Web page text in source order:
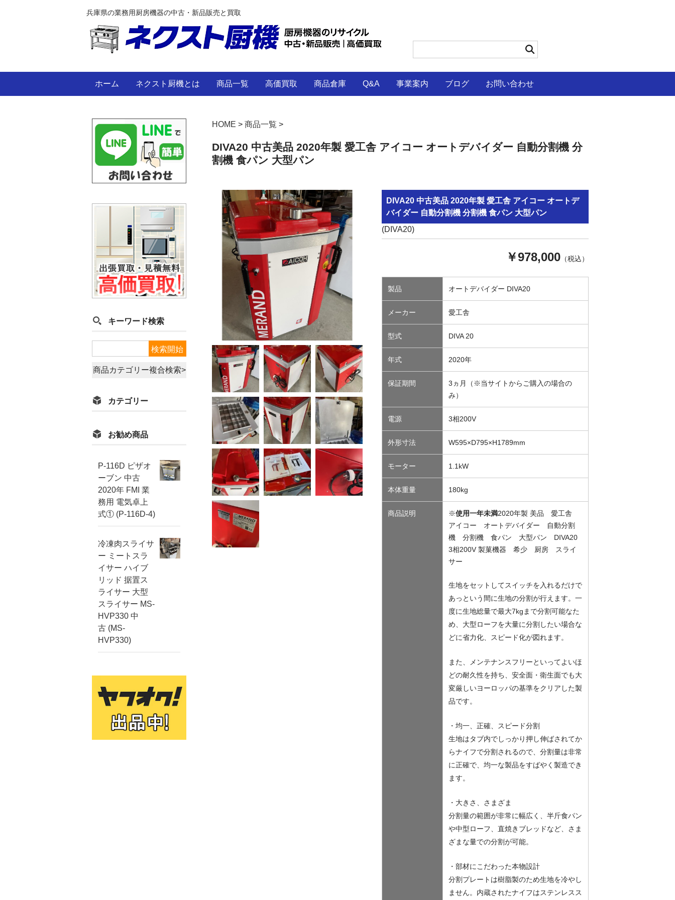
兵庫県の業務用厨房機器の中古・新品販売と買取
ホーム ネクスト厨機とは 商品一覧 高価買取 商品倉庫 Q&A 事業案内 ブログ お問い合わせ
HOME > 商品一覧 >
DIVA20 中古美品 2020年製 愛工舎 アイコー オートデバイダー 自動分割機 分
割機 食パン 大型パン
DIVA20 中古美品 2020年製 愛工舎 アイコー オートデ
バイダー 自動分割機 分割機 食パン 大型パン
(DIVA20)
￥978,000 （税込）
製品 オートデバイダー DIVA20
メーカー 愛工舎
型式 DIVA 20
年式 2020年
保証期間
3ヵ月（※当サイトからご購入の場合の
み）
電源 3相200V
外形寸法 W595×D795×H1789mm
モーター 1.1kW
本体重量 180kg
商品説明 ※使用一年未満2020年製 美品 愛工舎
アイコー オートデバイダー 自動分割
機 分割機 食パン 大型パン DIVA20
3相200V 製菓機器 希少 厨房 スライ
サー
生地をセットしてスイッチを入れるだけで
あっという間に生地の分割が行えます。一
度に生地総量で最大7kgまで分割可能なた
め、大型ローフを大量に分割したい場合な
どに省力化、スピード化が図れます。
また、メンテナンスフリーといってよいほ
どの耐久性を持ち、安全面・衛生面でも大
変厳しいヨーロッパの基準をクリアした製
品です。
・均一、正確、スピード分割
生地はタブ内でしっかり押し伸ばされてか
らナイフで分割されるので、分割量は非常
に正確で、均一な製品をすばやく製造でき
ます。
・大きさ、さまざま
分割量の範囲が非常に幅広く、半斤食パン
や中型ローフ、直焼きブレッドなど、さま
ざまな量での分割が可能。
・部材にこだわった本物設計
分割プレートは樹脂製のため生地を冷やし
ません。内蔵されたナイフはステンレスス
キーワード検索
商品カテゴリー複合検索>
カテゴリー
お勧め商品
P-116D ピザオ
ーブン 中古
2020年 FMI 業
務用 電気卓上
式① (P-116D-4)
冷凍肉スライサ
ー ミートスラ
イサー ハイブ
リッド 据置ス
ライサー 大型
スライサー MS-
HVP330 中
古 (MS-
HVP330)